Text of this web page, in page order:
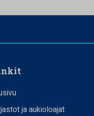
ja aukioloajat